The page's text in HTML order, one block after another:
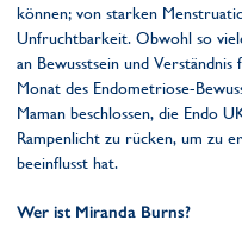
können; von starken
Unfruchtbarkeit. Obwohl so
an Bewusstsein und
Monat des Endometriose-
Maman beschlossen, die Endo
Rampenlicht zu rücken, um zu
beeinflusst hat.
Wer ist Miranda Burns?